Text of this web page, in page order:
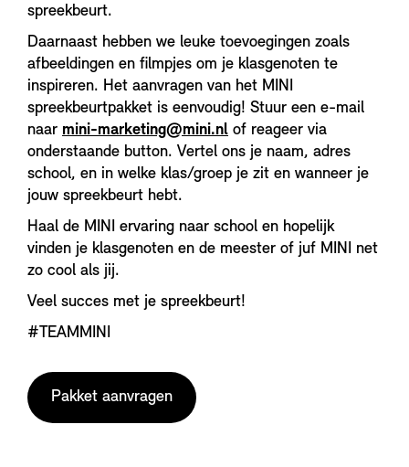
spreekbeurt.
Daarnaast hebben we leuke toevoegingen zoals
afbeeldingen en filmpjes om je klasgenoten te
inspireren. Het aanvragen van het MINI
spreekbeurtpakket is eenvoudig! Stuur een e-mail
naar mini-marketing@mini.nl of reageer via
onderstaande button. Vertel ons je naam, adres
school, en in welke klas/groep je zit en wanneer je
jouw spreekbeurt hebt.
Haal de MINI ervaring naar school en hopelijk
vinden je klasgenoten en de meester of juf MINI net
zo cool als jij.
Veel succes met je spreekbeurt!
#TEAMMINI
Pakket aanvragen